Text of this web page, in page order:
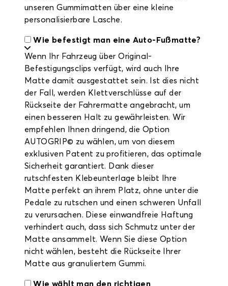
unseren Gummimatten über eine kleine
personalisierbare Lasche.
Wie befestigt man eine Auto-Fußmatte?
Wenn Ihr Fahrzeug über Original-
Befestigungsclips verfügt, wird auch Ihre
Matte damit ausgestattet sein. Ist dies nicht
der Fall, werden Klettverschlüsse auf der
Rückseite der Fahrermatte angebracht, um
einen besseren Halt zu gewährleisten. Wir
empfehlen Ihnen dringend, die Option
AUTOGRIP© zu wählen, um von diesem
exklusiven Patent zu profitieren, das optimale
Sicherheit garantiert. Dank dieser
rutschfesten Klebeunterlage bleibt Ihre
Matte perfekt an ihrem Platz, ohne unter die
Pedale zu rutschen und einen schweren Unfall
zu verursachen. Diese einwandfreie Haftung
verhindert auch, dass sich Schmutz unter der
Matte ansammelt. Wenn Sie diese Option
nicht wählen, besteht die Rückseite Ihrer
Matte aus granuliertem Gummi.
Wie wählt man den richtigen